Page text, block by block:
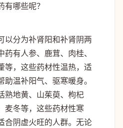
哪些呢？
以分为补肾阳和补肾阴两
有人参、鹿茸、肉桂、
等，这些药材性温热，适
温补阳气、驱寒暖身。
熟地黄、山茱萸、枸杞
麦冬等，这些药材性寒
合阴虚火旺的人群。无论